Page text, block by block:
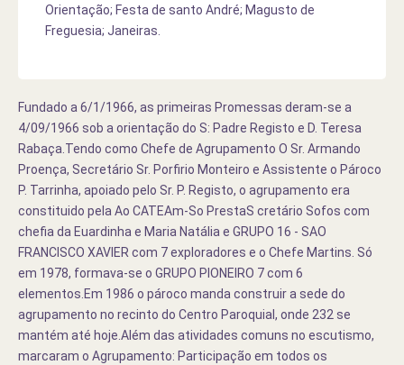
Orientação; Festa de santo André; Magusto de
Freguesia; Janeiras.
Fundado a 6/1/1966, as primeiras Promessas deram-se a
4/09/1966 sob a orientação do S: Padre Registo e D. Teresa
Rabaça.Tendo como Chefe de Agrupamento O Sr. Armando
Proença, Secretário Sr. Porfirio Monteiro e Assistente o Pároco
P. Tarrinha, apoiado pelo Sr. P. Registo, o agrupamento era
constituido pela Ao CATEAm-So PrestaS cretário Sofos com
chefia da Euardinha e Maria Natália e GRUPO 16 - SAO
FRANCISCO XAVIER com 7 exploradores e o Chefe Martins. Só
em 1978, formava-se o GRUPO PIONEIRO 7 com 6
elementos.Em 1986 o pároco manda construir a sede do
agrupamento no recinto do Centro Paroquial, onde 232 se
mantém até hoje.Além das atividades comuns no escutismo,
marcaram o Agrupamento: Participação em todos os